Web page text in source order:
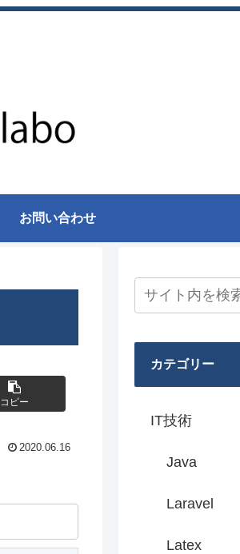
お問い合わせ
コピー
2020.06.16
カテゴリー
IT技術
Java
Laravel
Latex